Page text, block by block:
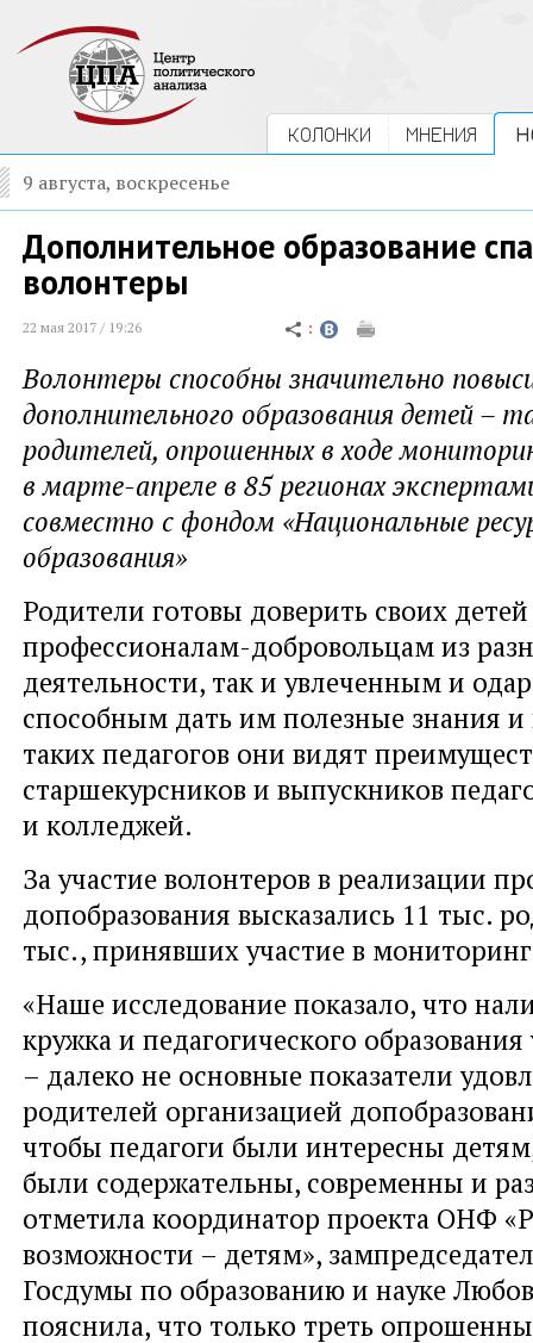
КОЛОНКИ МНЕНИЯ
9 августа, воскресенье
Дополнительное образование
волонтеры
22 мая 2017 / 19:26
Волонтеры способны значительно
дополнительного образования детей –
родителей, опрошенных в ходе
в марте-апреле в 85 регионах
совместно с фондом «Национальные
образования»
Родители готовы доверить своих детей
профессионалам-добровольцам из
деятельности, так и увлеченным и
способным дать им полезные знания
таких педагогов они видят
старшекурсников и выпускников
и колледжей.
За участие волонтеров в реализации
допобразования высказались 11 тыс.
тыс., принявших участие в
«Наше исследование показало, что
кружка и педагогического
– далеко не основные показатели
родителей организацией
чтобы педагоги были интересны
были содержательны, современны и
отметила координатор проекта ОНФ
возможности – детям»,
Госдумы по образованию и науке
пояснила, что только треть